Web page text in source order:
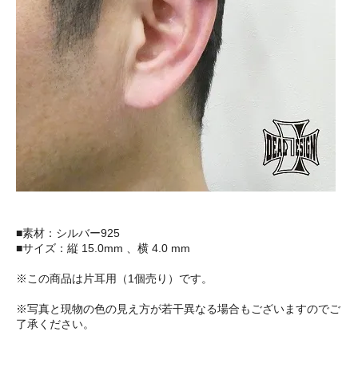
■素材：シルバー925
■サイズ：縦 15.0mm 、横 4.0 mm
※この商品は片耳用（1個売り）です。
※写真と現物の色の見え方が若干異なる場合もございますのでご
了承ください。